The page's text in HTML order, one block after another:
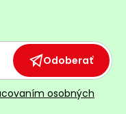
Odoberať
osobných